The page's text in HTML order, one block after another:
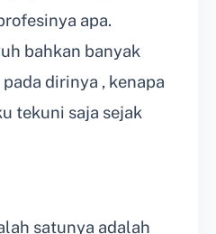
apa.
bahkan banyak
dirinya , kenapa
tekuni saja sejak
satunya adalah